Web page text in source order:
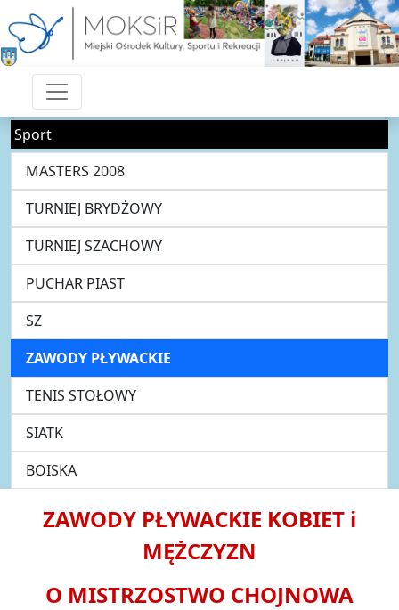
Sport
MASTERS 2008
TURNIEJ BRYDŻOWY
TURNIEJ SZACHOWY
PUCHAR PIAST
SZ
ZAWODY PŁYWACKIE
TENIS STOŁOWY
SIATK
BOISKA
ZAWODY PŁYWACKIE KOBIET i
MĘŻCZYZN
O MISTRZOSTWO CHOJNOWA